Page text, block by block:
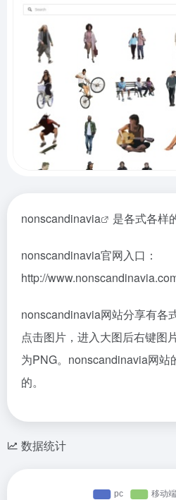
nonscandinavia 是各式各样
nonscandinavia官网入口：
http://
nonscandinavia网站分享有各
点击图片，进入大图后右键图
为PNG。nonscandinavia网站
的。
数据统计